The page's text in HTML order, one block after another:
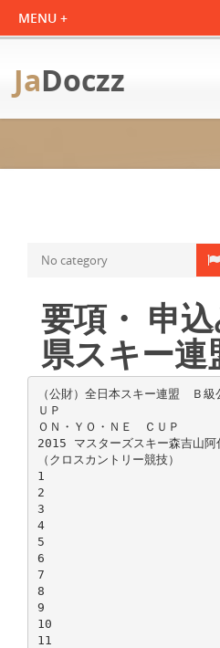
JaDoczz
No category
要項・ 申
県スキー連
（公財）全日本スキー連盟 Ｂ
ＵＰ
ＯＮ・ＹＯ・ＮＥ ＣＵＰ
2015 マスターズスキー森吉山阿
（クロスカントリー競技）
1
2
3
4
5
6
7
8
9
10
11